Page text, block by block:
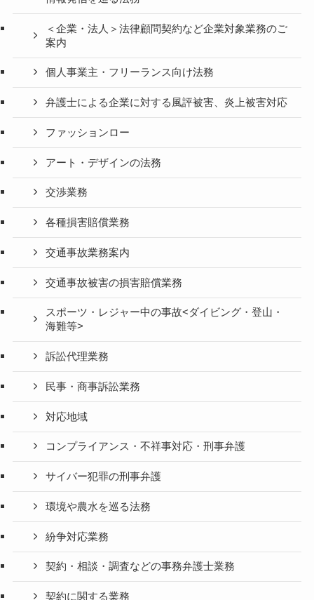
＜企業・法人＞法律顧問契約など企業対象業務のご
案内
個人事業主・フリーランス向け法務
弁護士による企業に対する風評被害、炎上被害対応
ファッションロー
アート・デザインの法務
交渉業務
各種損害賠償業務
交通事故業務案内
交通事故被害の損害賠償業務
スポーツ・レジャー中の事故<ダイビング・登山・
海難等>
訴訟代理業務
民事・商事訴訟業務
対応地域
コンプライアンス・不祥事対応・刑事弁護
サイバー犯罪の刑事弁護
環境や農水を巡る法務
紛争対応業務
契約・相談・調査などの事務弁護士業務
契約に関する業務